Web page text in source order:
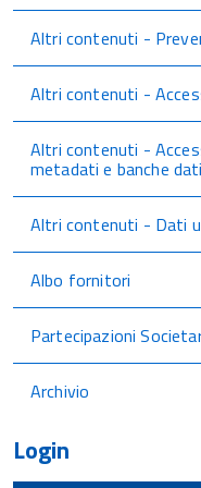
Altri contenuti -
Altri contenuti -
Altri contenuti -
metadati e banche dati
Altri contenuti - Dati
Albo fornitori
Partecipazioni
Archivio
Login